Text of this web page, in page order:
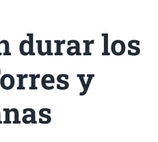
durar los
y